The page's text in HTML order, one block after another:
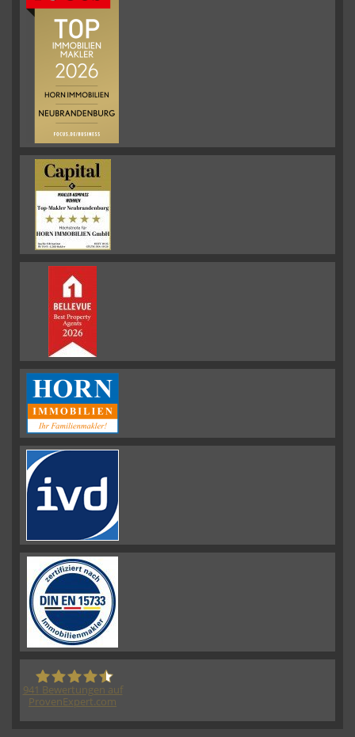
HORN IMMOBILIEN GmbH
941 Bewertungen auf
ProvenExpert.com